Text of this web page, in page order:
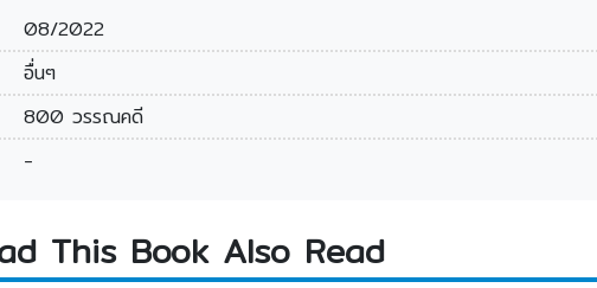
08/2022
อื่นๆ
800 วรรณคดี
-
This Book Also Read